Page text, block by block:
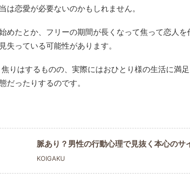
は恋愛が必要ないのかもしれません。
めたとか、フリーの期間が長くなって焦って恋人を
失っている可能性があります。
りはするものの、実際にはおひとり様の生活に満
だったりするのです。
脈あり？男性の行動心理で見抜く本心のサ
KOIGAKU